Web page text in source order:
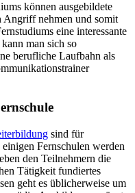
können ausgebildete
Angriff nehmen und somit
eine interessante
man sich so
berufliche Laufbahn als
sind für
Fernschulen werden
den Teilnehmern die
Tätigkeit fundiertes
geht es üblicherweise um